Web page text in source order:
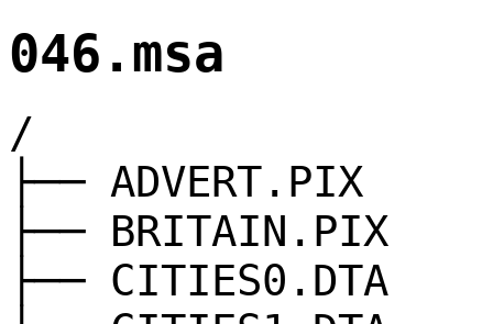
046.msa
/
├── ADVERT.PIX
├── BRITAIN.PIX
├── CITIES0.DTA